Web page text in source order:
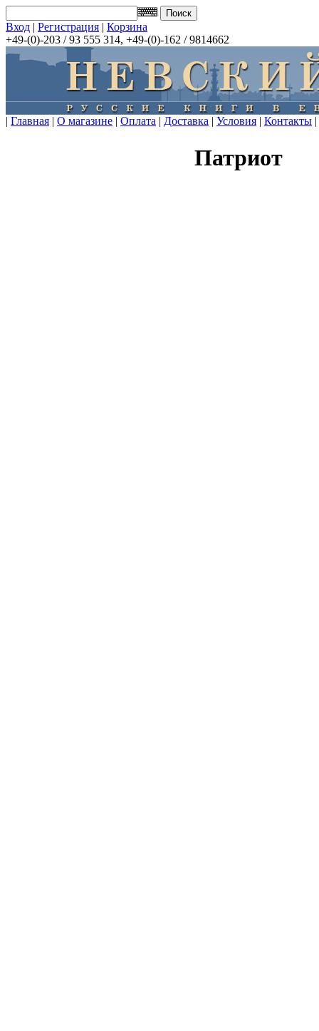
Вход | Регистрация | Корзина
+49-(0)-203 / 93 555 314, +49-(0)-162 / 9814662
| Главная | О магазине | Оплата | Доставка | Условия | Контакты |
Патриот